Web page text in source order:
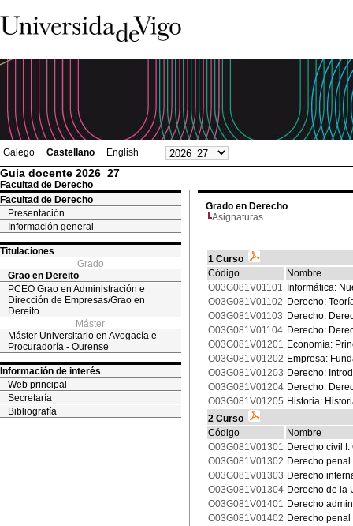
Galego Castellano English
Guia docente 2026_27
Facultad de Derecho
Facultad de Derecho
Presentación
Información general
Titulaciones
Grado
Grao en Dereito
PCEO Grao en Administración e
Dirección de Empresas/Grao en
Dereito
Máster
Máster Universitario en Avogacía e
Procuradoría - Ourense
Información de interés
Web principal
Secretaría
Bibliografía
Grado en Derecho
Asignaturas
1 Curso
Código
Nombre
O03G081V01101
Informática:
O03G081V01102 Derecho:
O03G081V01103 Derecho:
O03G081V01104 Derecho:
O03G081V01201 Economía:
O03G081V01202 Empresa:
O03G081V01203 Derecho:
O03G081V01204 Derecho:
O03G081V01205 Historia:
2 Curso
Código
Nombre
O03G081V01301 Derecho civil
O03G081V01302 Derecho penal
O03G081V01303 Derecho
O03G081V01304 Derecho de la
O03G081V01401 Derecho
O03G081V01402 Derecho penal